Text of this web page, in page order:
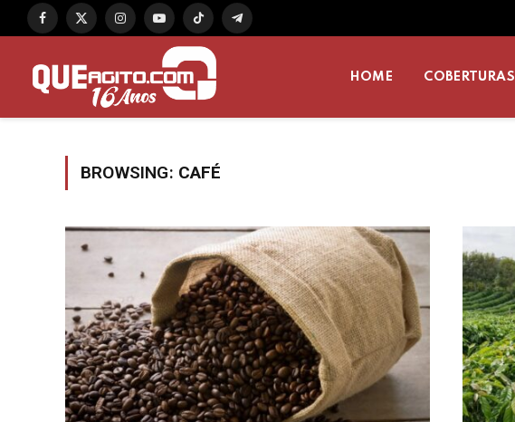
Facebook
X
InstagramYouTubeTikTok Telegram
HOME COBERTURAS
BROWSING: CAFÉ